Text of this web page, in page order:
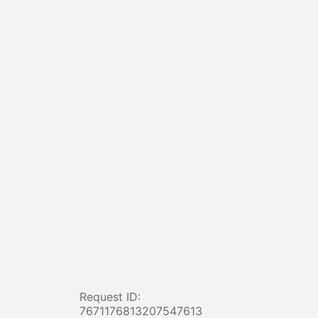
Request ID:
7671176813207547613